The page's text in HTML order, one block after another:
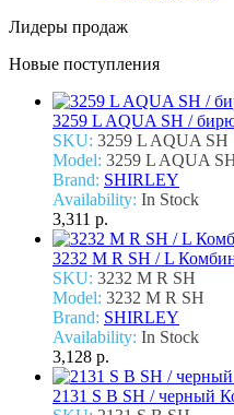
Лидеры продаж
Новые поступления
3259 L AQUA SH /
SKU: 3259 L AQUA SH
Model: 3259 L AQUA
Brand: SHIRLEY
Availability: In Stock
3,311 р.
3232 M R SH / L
SKU: 3232 M R SH
Model: 3232 M R SH
Brand: SHIRLEY
Availability: In Stock
3,128 р.
2131 S B SH / черный